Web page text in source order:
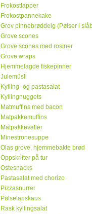
Frokostlapper
Frokostpannekake
Grov pinnebrøddeig (Pølser i
Grove scones
Grove scones med rosiner
Grove wraps
Hjemmelagde fiskepinner
Julemüsli
Kylling- og pastasalat
Kyllingnuggets
Matmuffins med bacon
Matpakkemuffins
Matpakkevafler
Minestronesuppe
Olas grove, hjemmebakte brød
Oppskrifter på tur
Ostesnacks
Pastasalat med chorizo
Pizzasnurrer
Pølselapskaus
Rask kyllingsalat